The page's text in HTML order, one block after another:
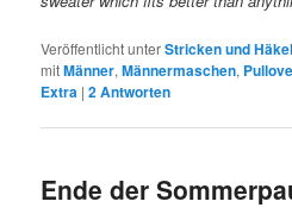
Veröffentlicht unterStricken und
mitMänner,Männermaschen,
Extra |2Antworten
Ende der